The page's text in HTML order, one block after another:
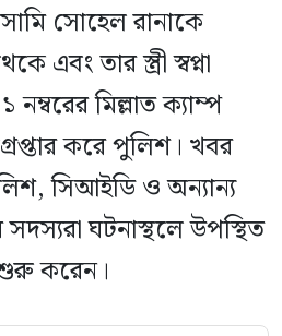
সোহেল রানাকে
এবং তার স্ত্রী স্বপ্না
মিল্লাত ক্যাম্প
করে পুলিশ। খবর
সিআইডি ও অন্যান্য
ঘটনাস্থলে উপস্থিত
শুরু করেন।